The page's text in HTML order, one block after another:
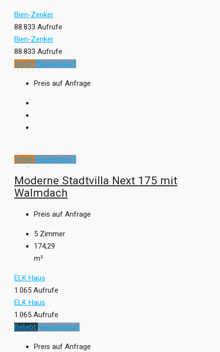
Bien-Zenker
88.833 Aufrufe
Bien-Zenker
88.833 Aufrufe
Trend Hausentwurf
Preis auf Anfrage
Trend Hausentwurf
Moderne Stadtvilla Next 175 mit
Walmdach
Preis auf Anfrage
5 Zimmer
174,29
m²
ELK Haus
1.065 Aufrufe
ELK Haus
1.065 Aufrufe
Beliebt Hausentwurf
Preis auf Anfrage